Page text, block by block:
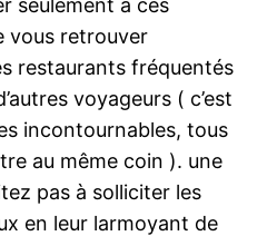
seulement à ces
vous retrouver
restaurants fréquentés
voyageurs ( c’est
incontournables, tous
au même coin ). une
pas à solliciter les
en leur larmoyant de